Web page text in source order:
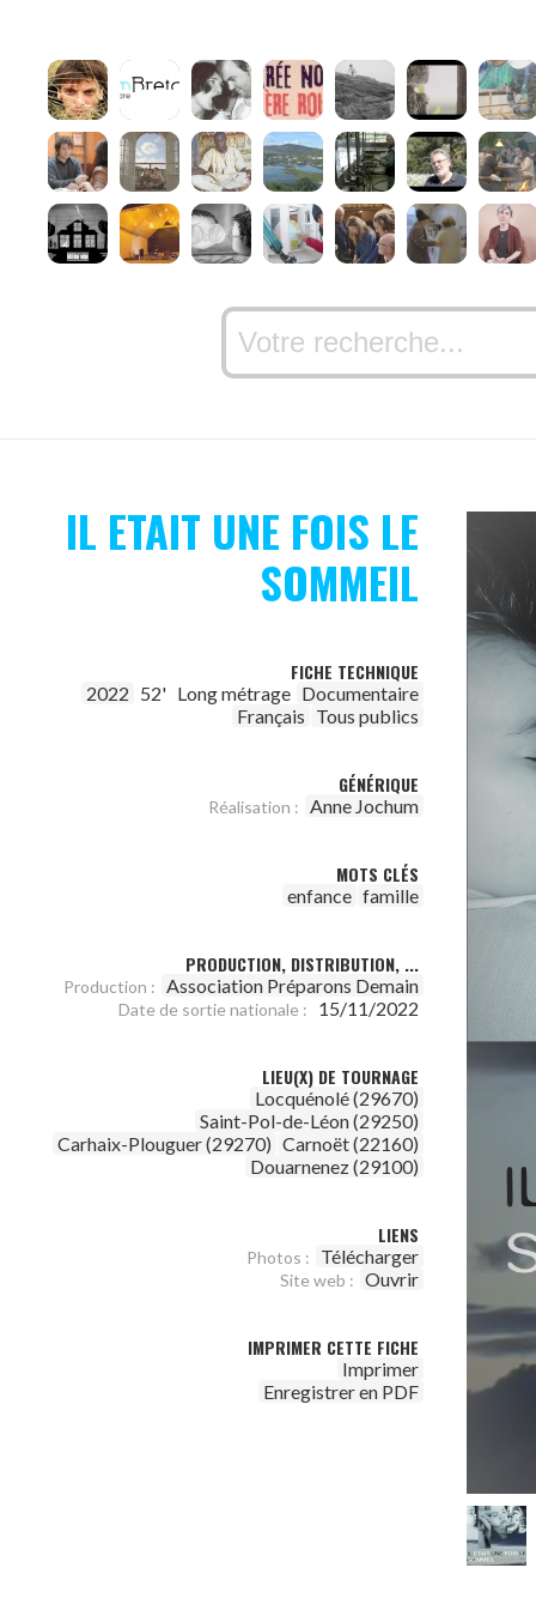
IL ETAIT UNE FOIS LE
SOMMEIL
FICHE TECHNIQUE
2022 52' Long métrage Documentaire
Français Tous publics
GÉNÉRIQUE
Réalisation : Anne Jochum
MOTS CLÉS
enfance famille
PRODUCTION, DISTRIBUTION, ...
Production : Association Préparons Demain
Date de sortie nationale : 15/11/2022
LIEU(X) DE TOURNAGE
Locquénolé (29670)
Saint-Pol-de-Léon (29250)
Carhaix-Plouguer (29270) Carnoët (22160)
Douarnenez (29100)
LIENS
Photos : Télécharger
Site web : Ouvrir
IMPRIMER CETTE FICHE
Imprimer
Enregistrer en PDF